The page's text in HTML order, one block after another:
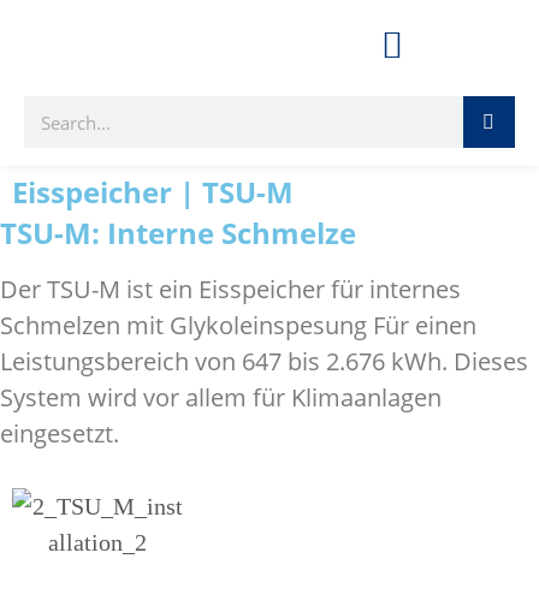
Eisspeicher | TSU-M
TSU-M: Interne Schmelze
Der TSU-M ist ein Eisspeicher für internes
Schmelzen mit Glykoleinspesung Für einen
Leistungsbereich von 647 bis 2.676 kWh. Dieses
System wird vor allem für Klimaanlagen
eingesetzt.